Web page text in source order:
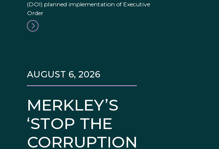
(DOI) planned implementation of Executive
Order
MERKLEY’S
‘STOP THE
CORRUPTION
AUGUST 6, 2026